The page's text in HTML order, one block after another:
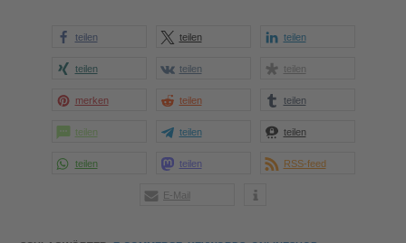
teilen teilen teilen
teilen teilen teilen
merken teilen teilen
teilen teilen teilen
teilen teilen RSS-feed
E-Mail